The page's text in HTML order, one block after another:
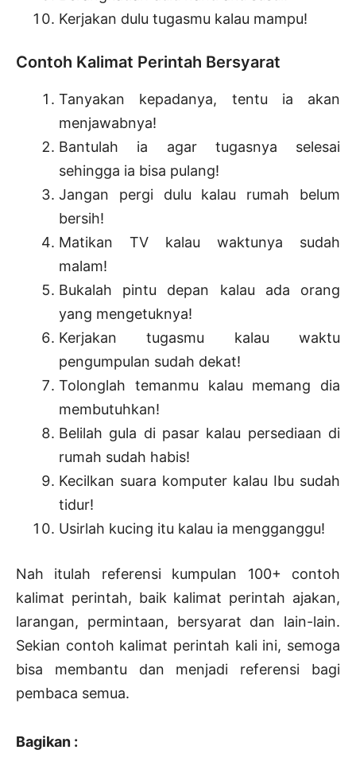
Kerjakan dulu tugasmu kalau mampu!
Contoh Kalimat Perintah Bersyarat
Tanyakan kepadanya, tentu ia akan
menjawabnya!
Bantulah ia agar tugasnya selesai
sehingga ia bisa pulang!
Jangan pergi dulu kalau rumah belum
bersih!
Matikan TV kalau waktunya sudah
malam!
Bukalah pintu depan kalau ada orang
yang mengetuknya!
Kerjakan tugasmu kalau waktu
pengumpulan sudah dekat!
Tolonglah temanmu kalau memang dia
membutuhkan!
Belilah gula di pasar kalau persediaan di
rumah sudah habis!
Kecilkan suara komputer kalau Ibu sudah
tidur!
Usirlah kucing itu kalau ia mengganggu!
Nah itulah referensi kumpulan 100+ contoh
kalimat perintah, baik kalimat perintah ajakan,
larangan, permintaan, bersyarat dan lain-lain.
Sekian contoh kalimat perintah kali ini, semoga
bisa membantu dan menjadi referensi bagi
pembaca semua.
Bagikan :